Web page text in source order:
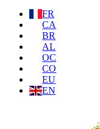
FR
CA
BR
AL
OC
CO
EU
EN